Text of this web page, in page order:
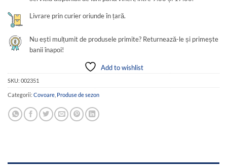
Livrare prin curier oriunde în țară.
Nu ești mulțumit de produsele primite? Returnează-le și primește
banii înapoi!
Add to wishlist
SKU: 002351
Categorii: Covoare Produse de sezon